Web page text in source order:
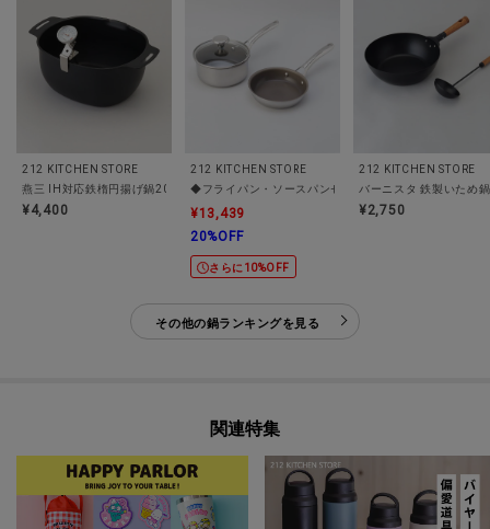
212 KITCHEN STORE
燕三 IH対応鉄楕円揚げ鍋20×17cm 温度計付
¥4,400
212 KITCHEN STORE
◆フライパン・ソー
¥13,439
20%OFF
さらに10%OFF
212 KITCHEN STORE
バーニスタ 鉄製いため
¥2,750
その他の鍋ランキングを見る
関連特集